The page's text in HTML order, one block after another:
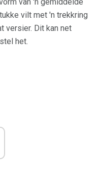
van 'n gemiddelde
vilt met 'n trekkring
versier. Dit kan net
het.